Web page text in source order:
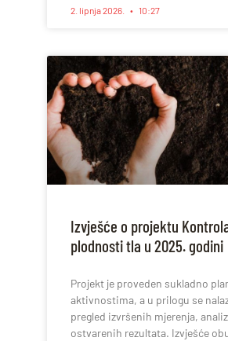
2. lipnja 2026. 10:27
Izvješće o projektu
plodnosti tla u 2025. godini
Projekt je proveden sukladno
aktivnostima, a u prilogu se
pregled izvršenih mjerenja,
ostvarenih rezultata. Izvješće